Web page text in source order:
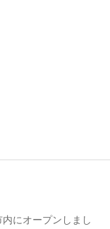
にオープンしまし